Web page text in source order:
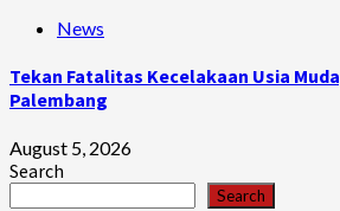
News
Tekan Fatalitas Kecelakaan Usia
Palembang
August 5, 2026
Search
Search